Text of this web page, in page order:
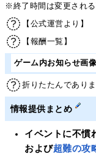
※終了時間は変更される
【公式運営より】
【報酬一覧】
ゲーム内お知らせ画
折りたたんであり
情報提供まとめ
イベントに不慣
および超難の攻